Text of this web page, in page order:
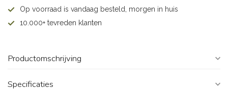
Op voorraad is vandaag besteld, morgen in huis
10.000+ tevreden klanten
Productomschrijving
Specificaties